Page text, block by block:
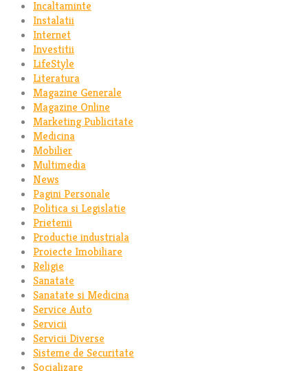
Incaltaminte
Instalatii
Internet
Investitii
LifeStyle
Literatura
Magazine Generale
Magazine Online
Marketing Publicitate
Medicina
Mobilier
Multimedia
News
Pagini Personale
Politica si Legislatie
Prietenii
Productie industriala
Proiecte Imobiliare
Religie
Sanatate
Sanatate si Medicina
Service Auto
Servicii
Servicii Diverse
Sisteme de Securitate
Socializare